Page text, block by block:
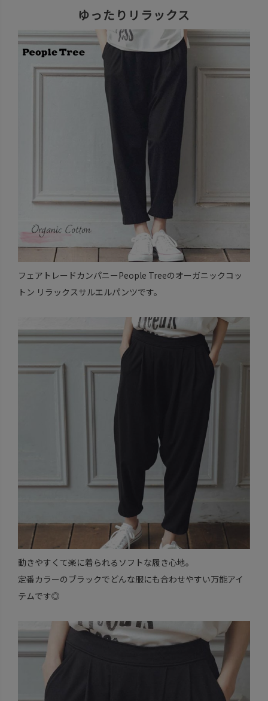
ゆったりリラックス
フェアトレードカンパニーPeople Treeのオーガニックコッ
トン リラックスサルエルパンツです。
動きやすくて楽に着られるソフトな履き心地。
定番カラーのブラックでどんな服にも合わせやすい万能アイ
テムです◎